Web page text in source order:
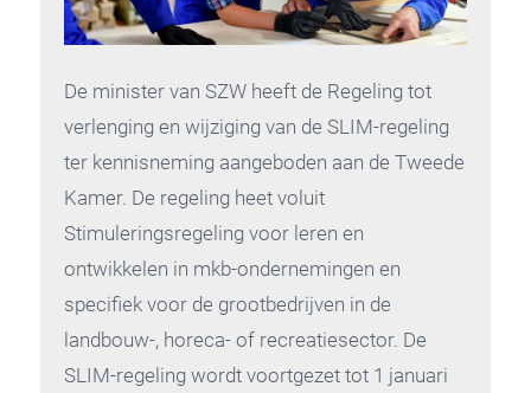
De minister van SZW heeft de Regeling tot
verlenging en wijziging van de SLIM-regeling
ter kennisneming aangeboden aan de Tweede
Kamer. De regeling heet voluit
Stimuleringsregeling voor leren en
ontwikkelen in mkb-ondernemingen en
specifiek voor de grootbedrijven in de
landbouw-, horeca- of recreatiesector. De
SLIM-regeling wordt voortgezet tot 1 januari